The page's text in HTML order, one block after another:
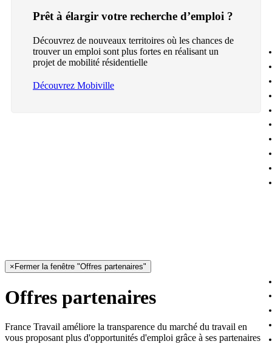
Prêt à élargir votre recherche d’emploi ?
Découvrez de nouveaux territoires où les chances de
trouver un emploi sont plus fortes en réalisant un
projet de mobilité résidentielle
Découvrez Mobiville
× Fermer la fenêtre "Offres partenaires"
Offres partenaires
France Travail améliore la transparence du marché du travail en
vous proposant plus d'opportunités d'emploi grâce à ses partenaires